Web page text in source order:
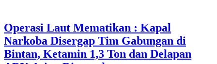
Operasi Laut Mematikan : Kapal
Narkoba Disergap Tim Gabungan di
Bintan, Ketamin 1,3 Ton dan Delapan